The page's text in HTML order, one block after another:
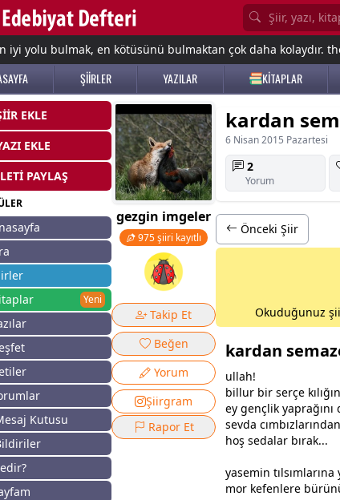
iyi yolu bulmak, en kötüsünü bulmaktan çok daha kolaydır.
ŞİİRLER YAZILAR KİTAPLAR
EKLE
EKLE
PAYLAŞ
Yeni
Kutusu
gezgin imgeler
975 şiiri kayıtlı
Takip Et
Beğen
Yorum
Şiirgram
Rapor Et
kardan
6 Nisan 2015 Pazartesi
2
Yorum
Önceki Şiir
Okuduğunuz
kardan
ullah!
billur bir serçe
ey gençlik yaprağını
sevda
hoş sedalar bırak...
yasemin
mor kefenlere